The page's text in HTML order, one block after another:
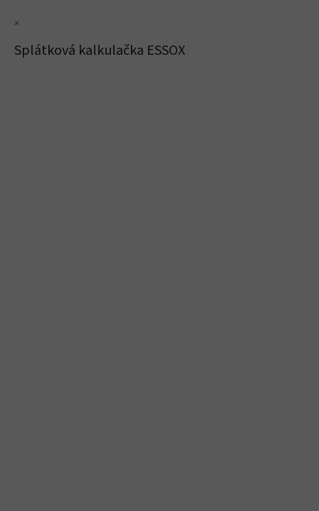
×
Splátková kalkulačka ESSOX